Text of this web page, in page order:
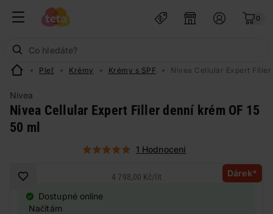
0
Pleť Krémy Krémy s SPF Nivea Cellular Expert
Nivea
Nivea Cellular Expert Filler denní krém OF 15
50 ml
1 Hodnocení
Dárek*
4 798,00 Kč/ lit
Dostupné online
Načítám